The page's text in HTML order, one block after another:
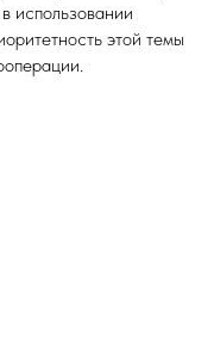
использовании
этой темы